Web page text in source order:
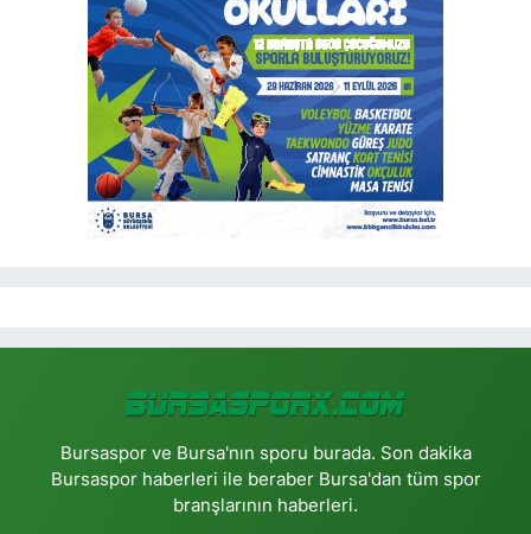
Bursaspor ve Bursa'nın sporu burada. Son dakika
Bursaspor haberleri ile beraber Bursa'dan tüm spor
branşlarının haberleri.